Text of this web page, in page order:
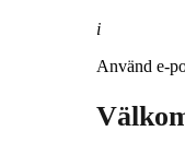
i
Använd e-